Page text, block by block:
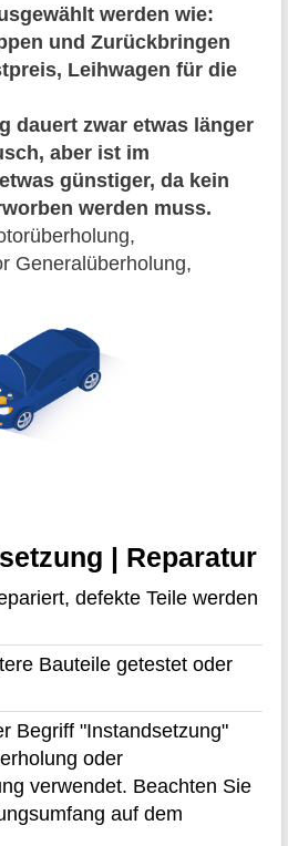
werden wie:
und Zurückbringen
Leihwagen für die
dauert zwar etwas länger
aber ist im
günstiger, da kein
werden muss.
Generalüberholung,
| Reparatur
defekte Teile werden
Bauteile getestet oder
Begriff "Instandsetzung"
oder
verwendet. Beachten Sie
auf dem